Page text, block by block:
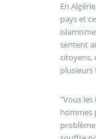
En
pays et
sentent
citoyens,
plusieurs
"Vous
hommes